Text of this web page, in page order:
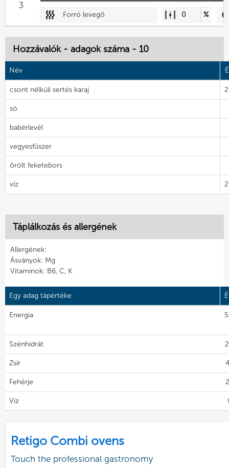
3
Forró levegő 0 %
Hozzávalók - adagok száma - 10
Név
csont nélküli sertés karaj
só
babérlevél
vegyesfűszer
őrölt feketebors
víz
Táplálkozás és allergének
Allergének:
Ásványok: Mg
Vitaminok: B6, C, K
Egy adag tápértéke
Energia
Szénhidrát
Zsír
Fehérje
Víz
Retigo Combi ovens
Touch the professional gastronomy